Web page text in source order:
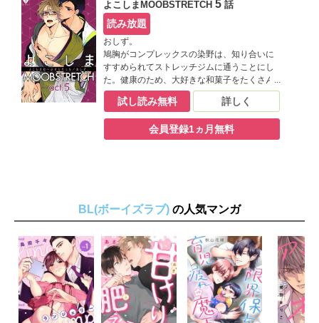
は胸フェチのゲイで、理想の胸だ!!と染野の胸
を堪能し始めて…!? フェチ愛溢れるえろき
ゅん快感ストレッチ！ ※本商品の内容は雑
誌「B.Pilz（ビーピルツ） vol.5」を単話化し
たものです。重複購入にご注意下さい。
よこしまMOOBSTRETCH 5 話
読み放題
おしず。
鳩胸がコンプレックスの染野は、知り合いに
すすめられてストレッチジムに通うことにし
た。健康のため、大好きな和菓子をたくさん
食べても大丈夫なように、そして鳩胸を治す
ために！ 意気込んで訪れたジムで染野を待
っていたのは、鍛えられたイイ体を持つ鬼木
というインストラクターで、彼にストレッチ
誌「B.Pilz（ビーピルツ） vol.7」を単話化し
たものです。重複購入にご注意下さい。
試し読み無料 詳しく
会員登録1ヵ月無料
BL(ボーイズラブ) の人気マンガ